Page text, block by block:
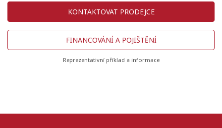
KONTAKTOVAT PRODEJCE
FINANCOVÁNÍ A POJIŠTĚNÍ
Reprezentativní příklad a informace